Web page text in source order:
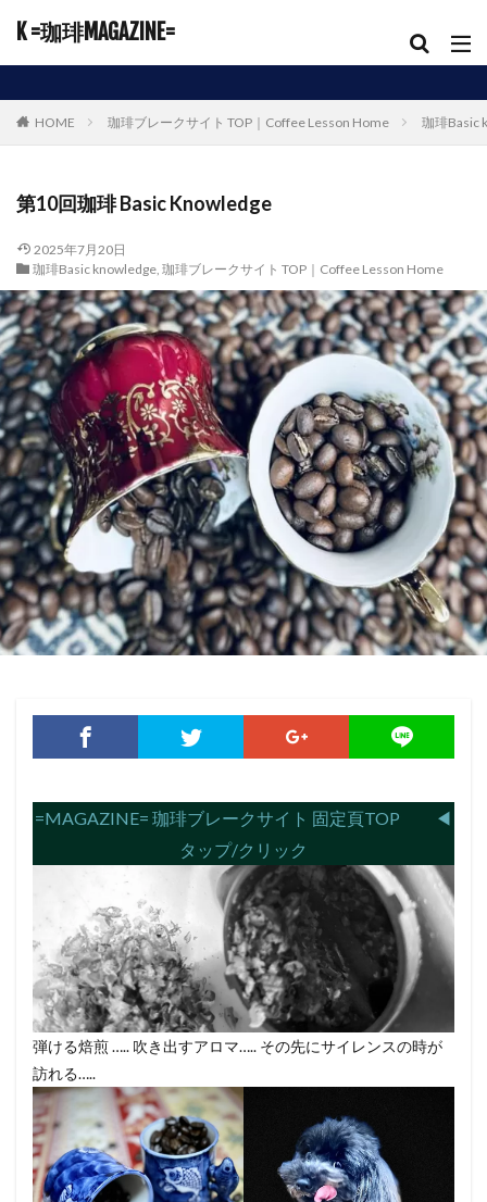
K =珈琲MAGAZINE=
HOME 珈琲ブレークサイト TOP｜Coffee Lesson Home 珈琲Basic
第10回珈琲 Basic Knowledge
2025年7月20日
珈琲Basic knowledge, 珈琲ブレークサイト TOP｜Coffee Lesson Home
=MAGAZINE= 珈琲ブレークサイト 固定頁TOP ◀︎
タップ/クリック
弾ける焙煎 ….. 吹き出すアロマ….. その先にサイレンスの時が
訪れる…..